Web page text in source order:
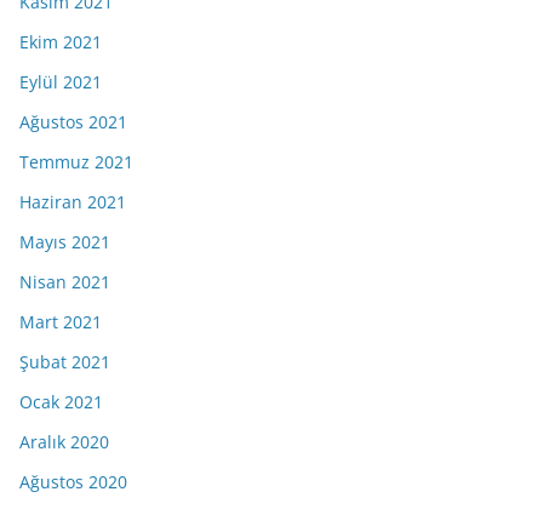
Ekim 2021
Eylül 2021
Ağustos 2021
Temmuz 2021
Haziran 2021
Mayıs 2021
Nisan 2021
Mart 2021
Şubat 2021
Ocak 2021
Aralık 2020
Ağustos 2020